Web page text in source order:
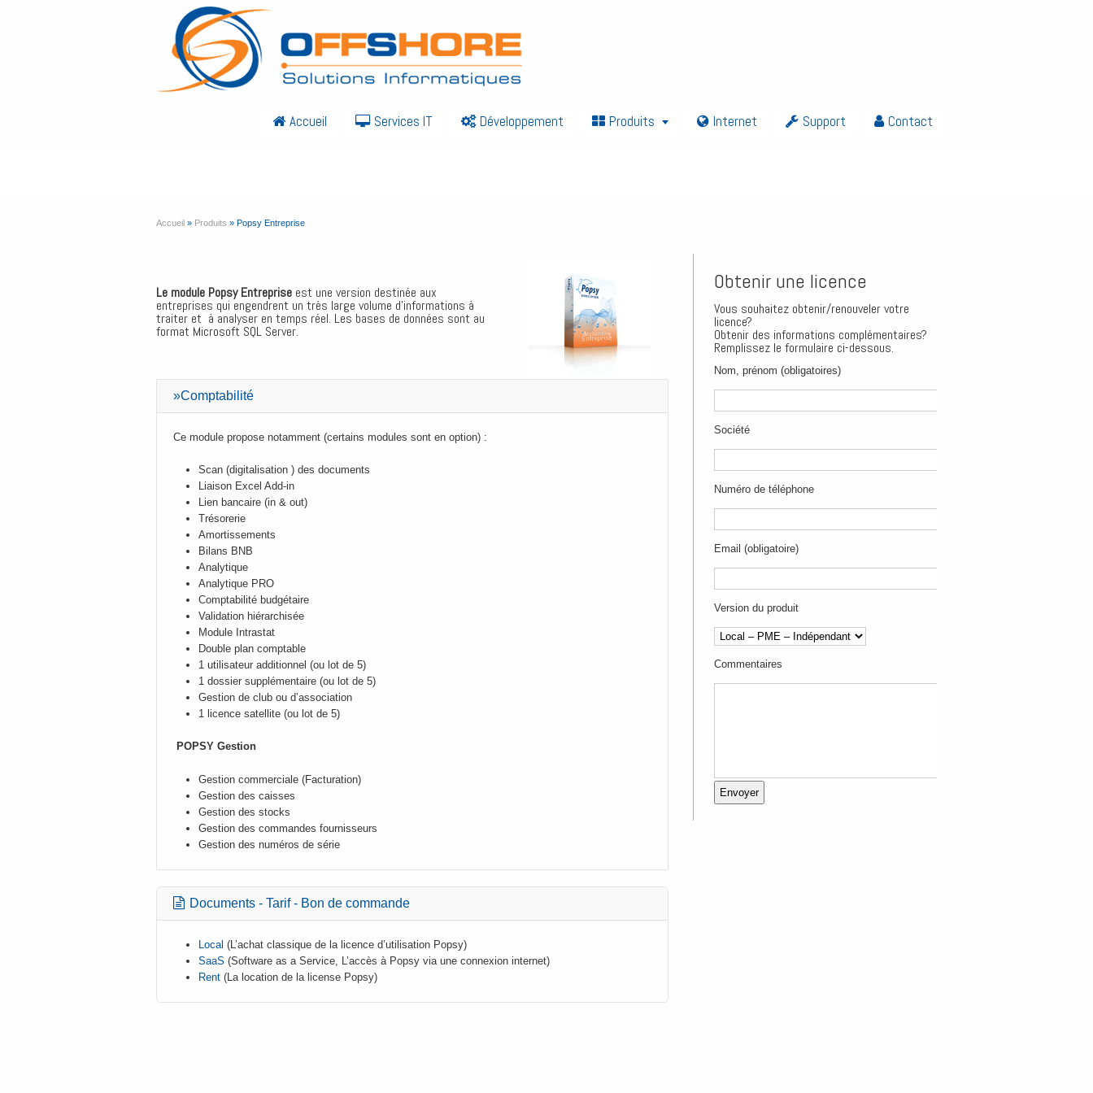
Accueil Services IT Développement Produits Internet Support Contact
Accueil » Produits » Popsy Entreprise
Le module Popsy Entreprise est une version destinée aux
entreprises qui engendrent un très large volume d’informations à
traiter et à analyser en temps réel. Les bases de données sont au
format Microsoft SQL Server.
»Comptabilité
Ce module propose notamment (certains modules sont en option) :
Scan (digitalisation ) des documents
Liaison Excel Add-in
Lien bancaire (in & out)
Trésorerie
Amortissements
Bilans BNB
Analytique
Analytique PRO
Comptabilité budgétaire
Validation hiérarchisée
Module Intrastat
Double plan comptable
1 utilisateur additionnel (ou lot de 5)
1 dossier supplémentaire (ou lot de 5)
Gestion de club ou d’association
1 licence satellite (ou lot de 5)
POPSY Gestion
Gestion commerciale (Facturation)
Gestion des caisses
Gestion des stocks
Gestion des commandes fournisseurs
Gestion des numéros de série
Documents - Tarif - Bon de commande
Local (L’achat classique de la licence d’utilisation Popsy)
SaaS (Software as a Service, L’accès à Popsy via une connexion internet)
Rent(La location de la license Popsy)
Obtenir une licence
Vous souhaitez obtenir/renouveler votre
licence?
Obtenir des informations complémentaires?
Remplissez le formulaire ci-dessous.
Nom, prénom (obligatoires)
Société
Numéro de téléphone
Email (obligatoire)
Version du produit
Commentaires